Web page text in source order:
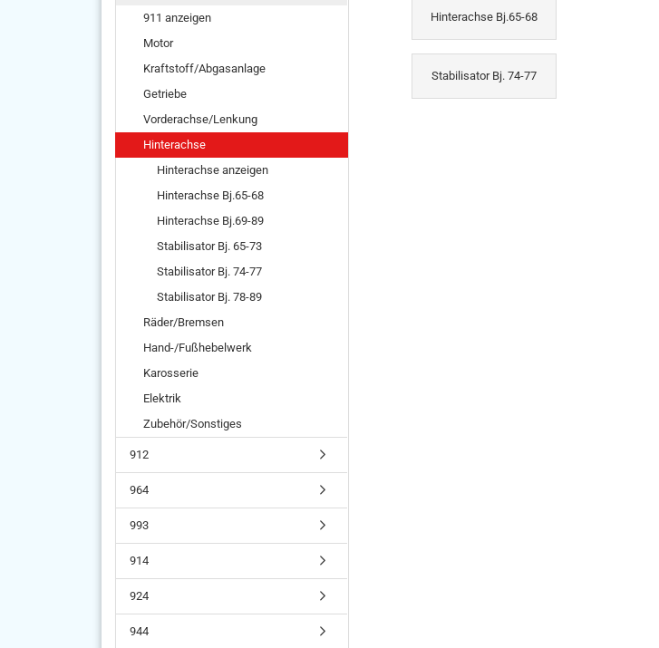
Hinterachse Bj.65-68
Stabilisator Bj. 74-77
911 anzeigen
Motor
Kraftstoff/Abgasanlage
Getriebe
Vorderachse/Lenkung
Hinterachse
Hinterachse anzeigen
Hinterachse Bj.65-68
Hinterachse Bj.69-89
Stabilisator Bj. 65-73
Stabilisator Bj. 74-77
Stabilisator Bj. 78-89
Räder/Bremsen
Hand-/Fußhebelwerk
Karosserie
Elektrik
Zubehör/Sonstiges
912
964
993
914
924
944